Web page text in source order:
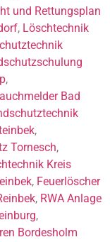
und Rettungsplan
, Löschtechnik
,
Bad
,
Tornesch,
Kreis
, Feuerlöscher
, RWA Anlage
,
Bordesholm